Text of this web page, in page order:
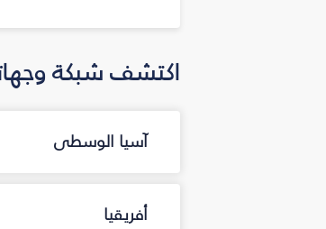
اكتشف شبكة
آسيا الوسطى
أفريقيا